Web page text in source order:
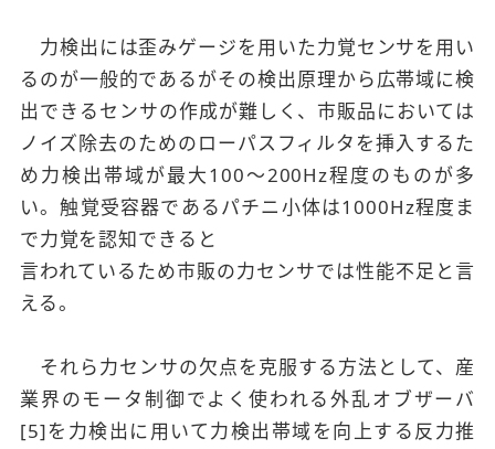
力検出には歪みゲージを用いた力覚センサを用い
るのが一般的であるがその検出原理から広帯域に検
出できるセンサの作成が難しく、市販品においては
ノイズ除去のためのローパスフィルタを挿入するた
め力検出帯域が最大100～200Hz程度のものが多
い。触覚受容器であるパチニ小体は1000Hz程度ま
で力覚を認知できると
言われているため市販の力センサでは性能不足と言
える。
それら力センサの欠点を克服する方法として、産
業界のモータ制御でよく使われる外乱オブザーバ
[5]を力検出に用いて力検出帯域を向上する反力推